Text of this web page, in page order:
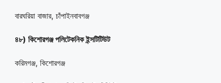
বারঘরিয়া বাজার, চাঁপাইনবাবগঞ্জ
৪৮) কিশোরগঞ্জ পলিটেকনিক ইন্সটিটিউট
করিমগঞ্জ, কিশোরগঞ্জ